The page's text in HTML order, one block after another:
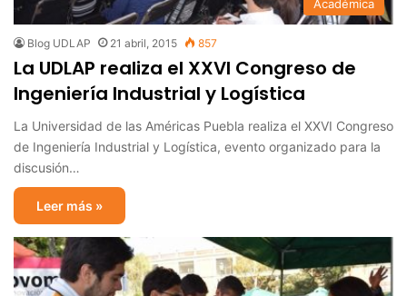
Académica
Blog UDLAP 21 abril, 2015 857
La UDLAP realiza el XXVI Congreso de
Ingeniería Industrial y Logística
La Universidad de las Américas Puebla realiza el XXVI Congreso
de Ingeniería Industrial y Logística, evento organizado para la
discusión…
Leer más »